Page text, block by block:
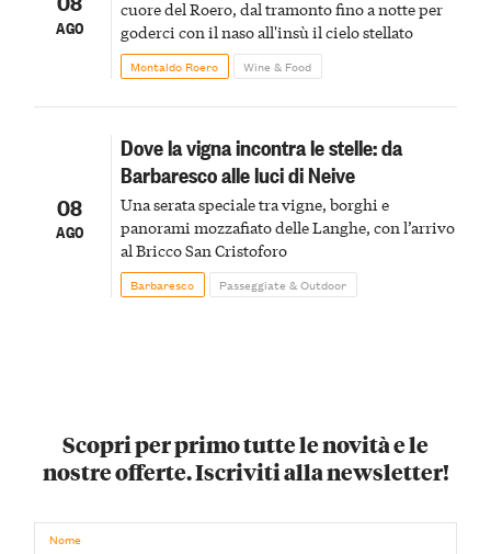
AGO
cuore del Roero, dal tramonto fino a notte per
goderci con il naso all'insù il cielo stellato
Montaldo Roero Wine & Food
08
AGO
Dove la vigna incontra le stelle: da
Barbaresco alle luci di Neive
Una serata speciale tra vigne, borghi e
panorami mozzafiato delle Langhe, con l’arrivo
al Bricco San Cristoforo
Barbaresco Passeggiate & Outdoor
Scopri per primo tutte le novità e le
nostre offerte. Iscriviti alla newsletter!
Nome